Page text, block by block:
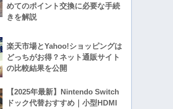
めてのポイント交換に必要な手続
きを解説
楽天市場とYahoo!ショッピングは
どっちがお得？ネット通販サイト
の比較結果を公開
【2025年最新】Nintendo Switch
ドック代替おすすめ｜小型HDMI